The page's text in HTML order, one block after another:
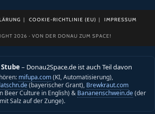
COOKIE-RICHTLINIE (EU) IMPRESSUM
2026 · VON DER DONAU ZUM SPACE!
– Donau2Space.de ist auch Teil davon
mifupa.com(KI, Automatisierung),
(bayerischer Grant), Brewkraut.com
Beer Culture in English) & Bananenschwein.de(der
Salz auf der Zunge).